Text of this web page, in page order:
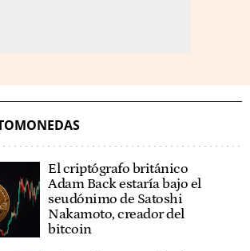
El criptógrafo británico
Adam Back estaría bajo el
seudónimo de Satoshi
Nakamoto, creador del
bitcoin